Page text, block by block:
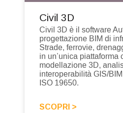
Civil 3D
Civil 3D è il software
progettazione BIM di
Strade, ferrovie,
in un’unica piattaforma
modellazione 3D,
interoperabilità GIS/
ISO 19650.
SCOPRI >